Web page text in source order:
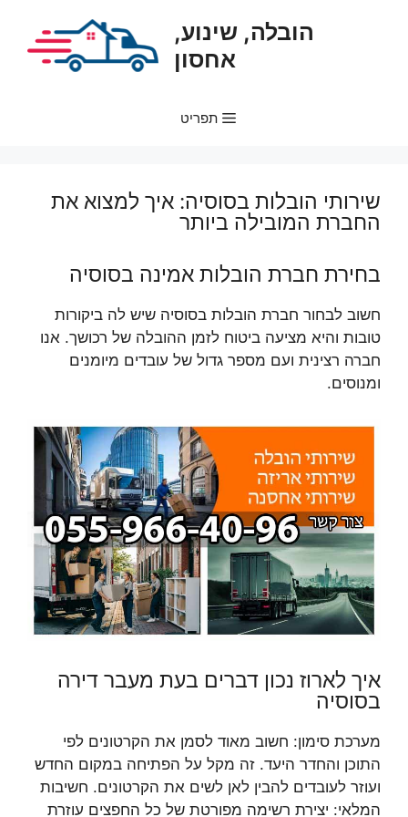
הובלה, שינוע,
אחסון
תפריט
שירותי הובלות בסוסיה: איך למצוא את
החברת המובילה ביותר
בחירת חברת הובלות אמינה בסוסיה
חשוב לבחור חברת הובלות בסוסיה שיש לה ביקורות
טובות והיא מציעה ביטוח לזמן ההובלה של רכושך. אנו
חברה רצינית ועם מספר גדול של עובדים מיומנים
ומנוסים.
איך לארוז נכון דברים בעת מעבר דירה
בסוסיה
מערכת סימון: חשוב מאוד לסמן את הקרטונים לפי
התוכן והחדר היעד. זה מקל על הפתיחה במקום החדש
ועוזר לעובדים להבין לאן לשים את הקרטונים. חשיבות
המלאי: יצירת רשימה מפורטת של כל החפצים עוזרת